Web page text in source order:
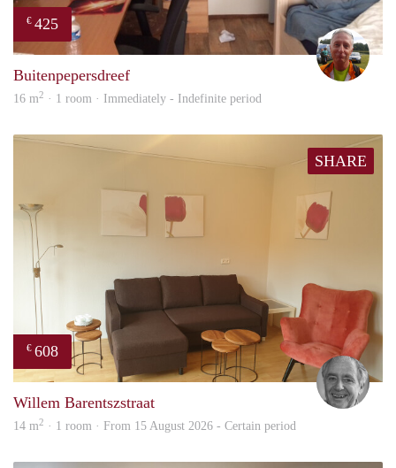
€ 425
wim
Buitenpepersdreef
16 m2 · 1 room · Immediately - Indefinite period
SHARE
€ 608
Willem Barentszstraat
14 m2 · 1 room · From 15 August 2026 - Certain period